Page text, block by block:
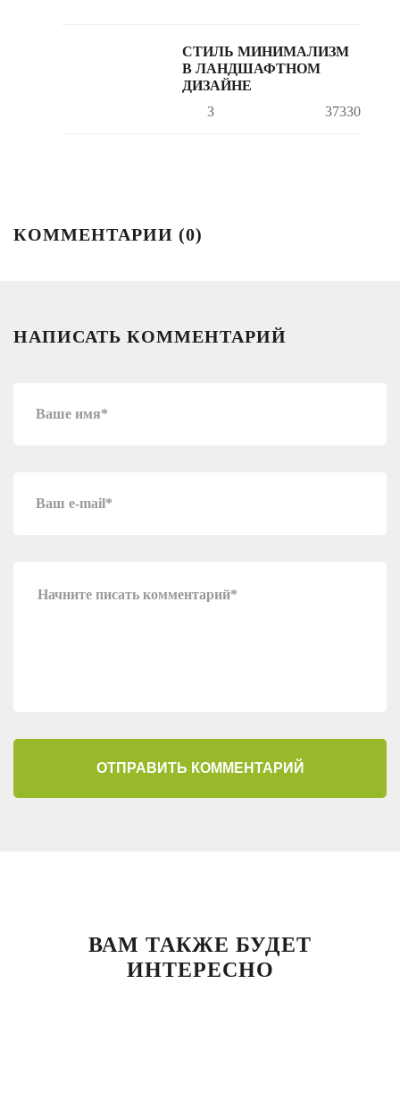
СТИЛЬ МИНИМАЛИЗМ
В ЛАНДШАФТНОМ
ДИЗАЙНЕ
3
37330
КОММЕНТАРИИ (0)
НАПИСАТЬ КОММЕНТАРИЙ
ОТПРАВИТЬ КОММЕНТАРИЙ
ВАМ ТАКЖЕ БУДЕТ
ИНТЕРЕСНО